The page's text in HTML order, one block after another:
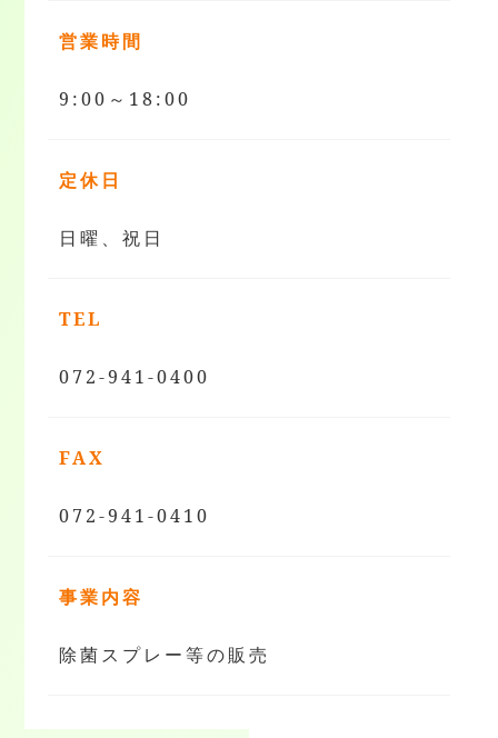
営業時間
9:00～18:00
定休日
日曜、祝日
TEL
072-941-0400
FAX
072-941-0410
事業内容
除菌スプレー等の販売